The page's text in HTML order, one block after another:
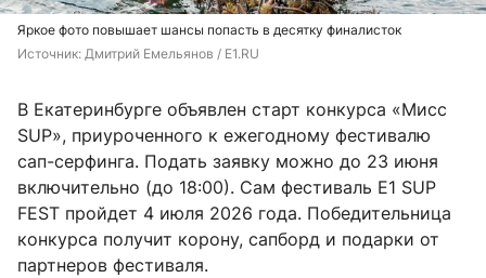
Яркое фото повышает шансы попасть в десятку финалисток
Источник: Дмитрий Емельянов / E1.RU
В Екатеринбурге объявлен старт конкурса «Мисс
SUP», приуроченного к ежегодному фестивалю
сап-серфинга. Подать заявку можно до 23 июня
включительно (до 18:00). Сам фестиваль E1 SUP
FEST пройдет 4 июля 2026 года. Победительница
конкурса получит корону, сапборд и подарки от
партнеров фестиваля.